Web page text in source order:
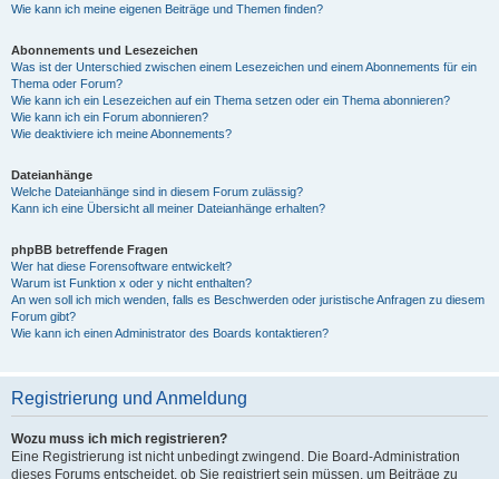
Wie kann ich meine eigenen Beiträge und Themen finden?
Abonnements und Lesezeichen
Was ist der Unterschied zwischen einem Lesezeichen und einem Abonnements für ein
Thema oder Forum?
Wie kann ich ein Lesezeichen auf ein Thema setzen oder ein Thema abonnieren?
Wie kann ich ein Forum abonnieren?
Wie deaktiviere ich meine Abonnements?
Dateianhänge
Welche Dateianhänge sind in diesem Forum zulässig?
Kann ich eine Übersicht all meiner Dateianhänge erhalten?
phpBB betreffende Fragen
Wer hat diese Forensoftware entwickelt?
Warum ist Funktion x oder y nicht enthalten?
An wen soll ich mich wenden, falls es Beschwerden oder juristische Anfragen zu diesem
Forum gibt?
Wie kann ich einen Administrator des Boards kontaktieren?
Registrierung und Anmeldung
Wozu muss ich mich registrieren?
Eine Registrierung ist nicht unbedingt zwingend. Die Board-Administration
dieses Forums entscheidet, ob Sie registriert sein müssen, um Beiträge zu